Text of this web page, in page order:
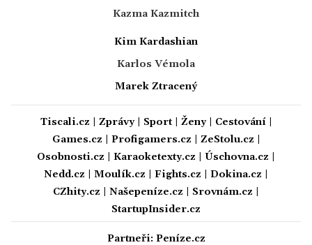
Kazma Kazmitch
Kim Kardashian
Karlos Vémola
Marek Ztracený
Tiscali.cz Zprávy| Sport| Ženy| Cestování|
Games.cz
Profigamers.cz ZeStolu.cz
Osobnosti.cz
Karaoketexty.cz Úschovna.cz
Nedd.cz
Moulík.cz Fights.cz Dokina.cz
CZhity.cz
Našepeníze.cz Srovnám.cz
StartupInsider.cz
Partneři: Peníze.cz